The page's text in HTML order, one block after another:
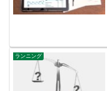
ランニング